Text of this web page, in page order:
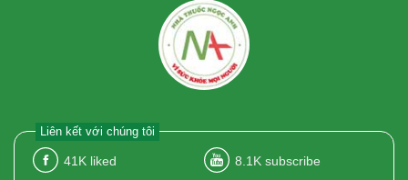
Liên kết với chúng tôi
41K liked 8.1K subscribe